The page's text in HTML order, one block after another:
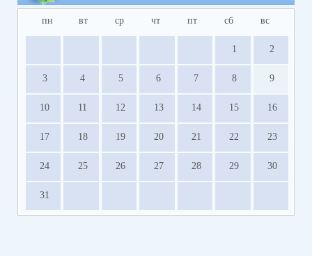
пн вт ср чт пт сб вс
1 2
3 4 5 6 7 8 9
10 11 12 13 14 15 16
17 18 19 20 21 22 23
24 25 26 27 28 29 30
31